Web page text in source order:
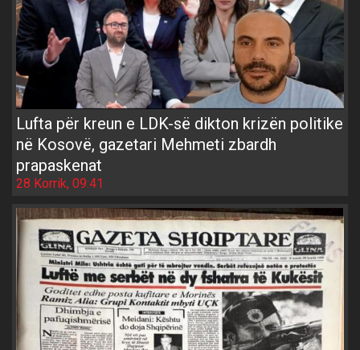
Lufta për kreun e LDK-së dikton krizën politike
në Kosovë, gazetari Mehmeti zbardh
prapaskenat
28 Korrik, 09:41